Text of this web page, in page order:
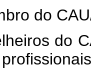
do
do